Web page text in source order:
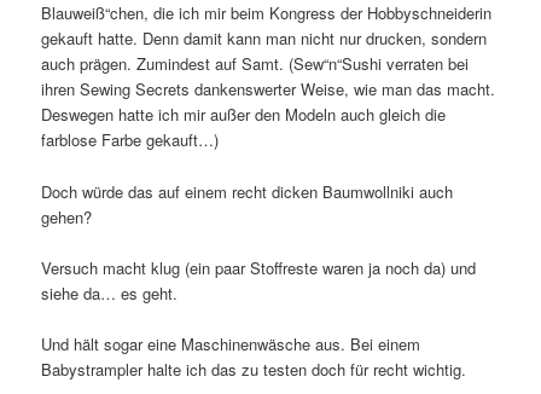
Blauweiß“chen, die ich mir beim Kongress der Hobbyschneiderin
gekauft hatte. Denn damit kann man nicht nur drucken, sondern
auch prägen. Zumindest auf Samt. (Sew“n“Sushi verraten bei
ihren Sewing Secrets dankenswerter Weise, wie man das macht.
Deswegen hatte ich mir außer den Modeln auch gleich die
farblose Farbe gekauft…)
Doch würde das auf einem recht dicken Baumwollniki auch
gehen?
Versuch macht klug (ein paar Stoffreste waren ja noch da) und
siehe da… es geht.
Und hält sogar eine Maschinenwäsche aus. Bei einem
Babystrampler halte ich das zu testen doch für recht wichtig.